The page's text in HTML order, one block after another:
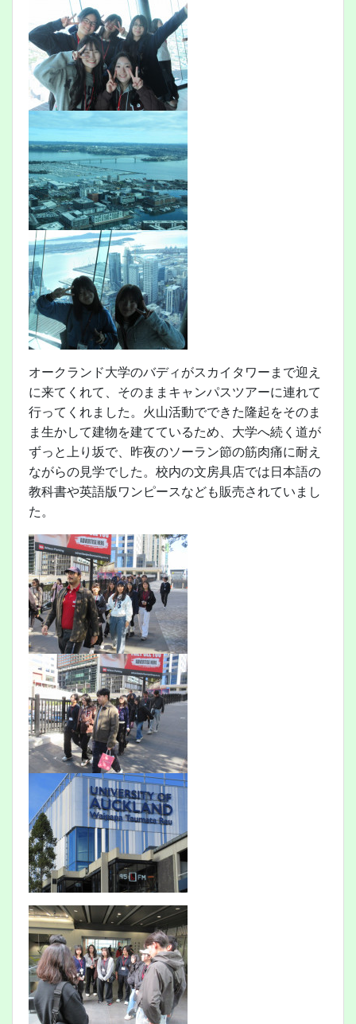
オークランド大学のバディがスカイタワーまで迎え
に来てくれて、そのままキャンパスツアーに連れて
行ってくれました。火山活動でできた隆起をそのま
ま生かして建物を建てているため、大学へ続く道が
ずっと上り坂で、昨夜のソーラン節の筋肉痛に耐え
ながらの見学でした。校内の文房具店では日本語の
教科書や英語版ワンピースなども販売されていまし
た。